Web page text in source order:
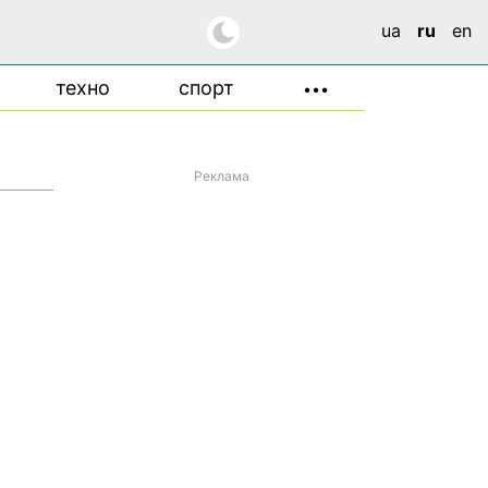
ua ru en
техно спорт •••
Реклама